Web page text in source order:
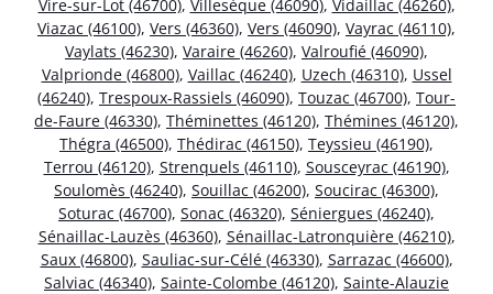
Vire-sur-Lot (46700), Villesèque (46090), Vidaillac (46260),
Viazac (46100), Vers (46360), Vers (46090), Vayrac (46110),
Vaylats (46230), Varaire (46260), Valroufié (46090),
Valprionde (46800), Vaillac (46240), Uzech (46310), Ussel
(46240), Trespoux-Rassiels (46090), Touzac (46700), Tour-
de-Faure (46330), Théminettes (46120), Thémines (46120),
Thégra (46500), Thédirac (46150), Teyssieu (46190),
Terrou (46120), Strenquels (46110), Sousceyrac (46190),
Soulomès (46240), Souillac (46200), Soucirac (46300),
Soturac (46700), Sonac (46320), Séniergues (46240),
Sénaillac-Lauzès (46360), Sénaillac-Latronquière (46210),
Saux (46800), Sauliac-sur-Célé (46330), Sarrazac (46600),
Salviac (46340), Sainte-Colombe (46120), Sainte-Alauzie